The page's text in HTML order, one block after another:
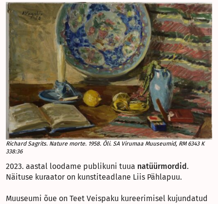
Richard Sagrits. Nature morte. 1958. Õli. SA Virumaa Muuseumid, RM 6343 K
338:36
2023. aastal loodame publikuni tuua natüürmordid .
Näituse kuraator on kunstiteadlane Liis Pählapuu.
Muuseumi õue on Teet Veispaku kureerimisel kujundatud